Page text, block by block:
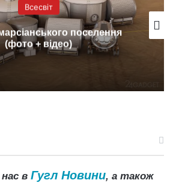
Всесвіт
поселення
(фото + відео)
в Гугл Новини, а також